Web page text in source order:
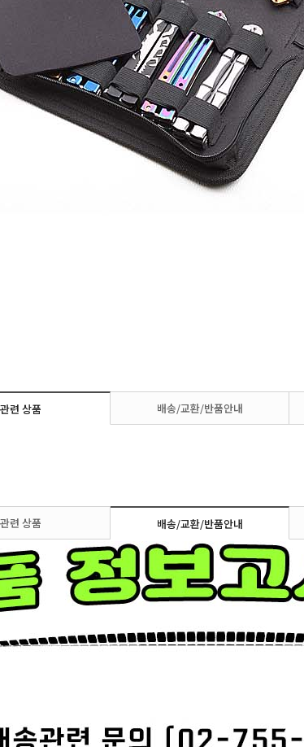
관련 상품 배송/교환/반품안내
관련 상품 배송/교환/반품안내